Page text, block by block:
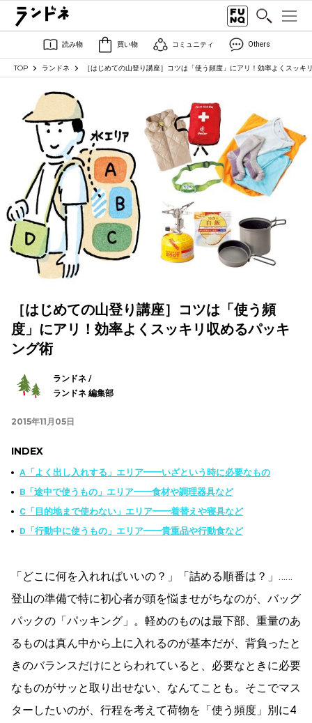
読み物 買い物 コミュニティ Others
TOP ランドネ ［はじめての山登り講座］コツは「使う頻度」にアリ！効率よくスッキ
［はじめての山登り講座］コツは「使う頻
度」にアリ！効率よくスッキリ収めるパッキ
ング術
ランドネ /
ランドネ 編集部
2015年11月05日
INDEX
A「よく出し入れする」エリア━━いざという時に必要なもの
B「途中で使うもの」エリア━━食材や調理器具など
C「目的地まで使わない」エリア━━着替えや寝具など
D「行動中に使うもの」エリア━━貴重品や行動食など
「どこに何を入れればいいの？」「詰める順番は？」……
登山の準備で特に初心者が頭を悩ませがちなのが、バッグ
パックの「パッキング」。軽めのものは最下部、重量のあ
るものは真ん中から上に入れるのが基本だが、背負ったと
きのバランスだけにとらわれていると、必要なときに必要
なものがサッと取り出せない、なんてことも。そこでマス
ターしたいのが、行程を考えて荷物を「使う頻度」別に4